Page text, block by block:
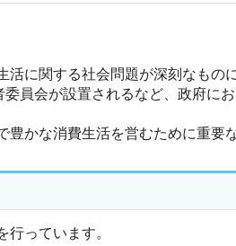
に関する社会問題が深刻なもの
員会が設置されるなど、政府に
かな消費生活を営むために重要
っています。